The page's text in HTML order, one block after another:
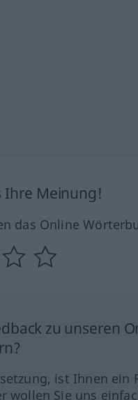
Ihre Meinung!
das Online
zu unseren
ist Ihnen ein
wollen Sie uns